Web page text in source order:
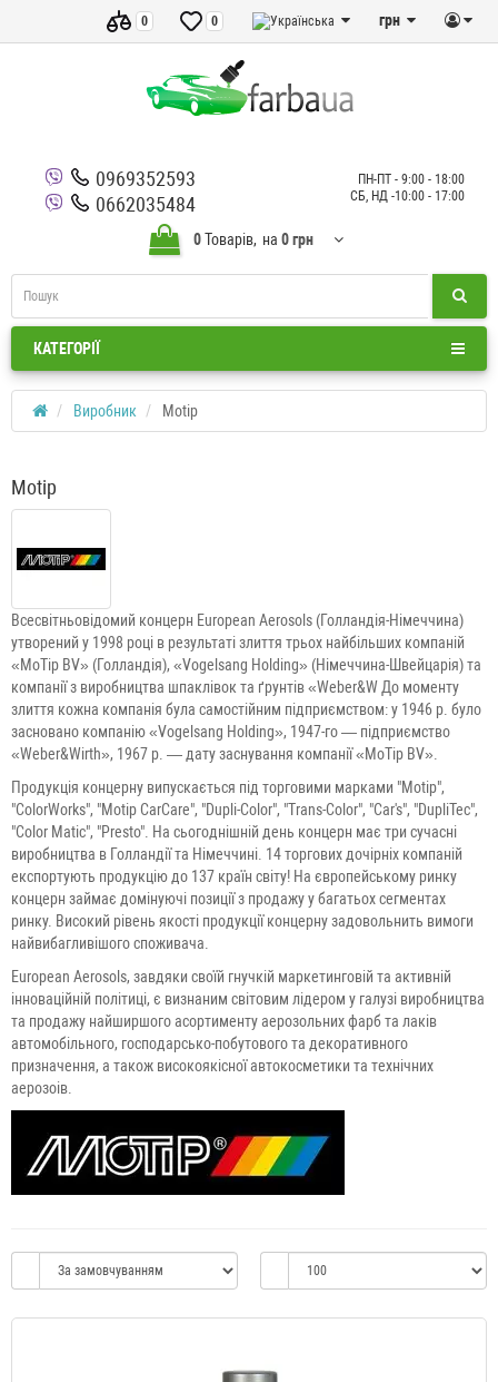
грн
0
0
0969352593
0662035484
ПН-ПТ - 9:00 - 18:00
СБ, НД -10:00 - 17:00
0Товарів, на 0 грн
КАТЕГОРІЇ
Виробник Motip
Motip
Всесвітньовідомий концерн European Aerosols (Голландія-Німеччина)
утворений у 1998 році в результаті злиття трьох найбільших компаній
«MoTip BV» (Голландія), «Vogelsang Holding» (Німеччина-Швейцарія) та
компанії з виробництва шпаклівок та ґрунтів «Weber&W До моменту
злиття кожна компанія була самостійним підприємством: у 1946 р. було
засновано компанію «Vogelsang Holding», 1947-го — підприємство
«Weber&Wirth», 1967 р. — дату заснування компанії «MoTip BV».
Продукція концерну випускається під торговими марками "Motip",
"ColorWorks", "Motip CarCare", "Dupli-Color", "Trans-Color", "Car's", "DupliTec",
"Color Matic", "Presto". На сьогоднішній день концерн має три сучасні
виробництва в Голландії та Німеччині. 14 торгових дочірніх компаній
експортують продукцію до 137 країн світу! На європейському ринку
концерн займає домінуючі позиції з продажу у багатьох сегментах
ринку. Високий рівень якості продукції концерну задовольнить вимоги
найвибагливішого споживача.
European Aerosols, завдяки своїй гнучкій маркетинговій та активній
інноваційній політиці, є визнаним світовим лідером у галузі виробництва
та продажу найширшого асортименту аерозольних фарб та лаків
автомобільного, господарсько-побутового та декоративного
призначення, а також високоякісної автокосметики та технічних
аерозоів.